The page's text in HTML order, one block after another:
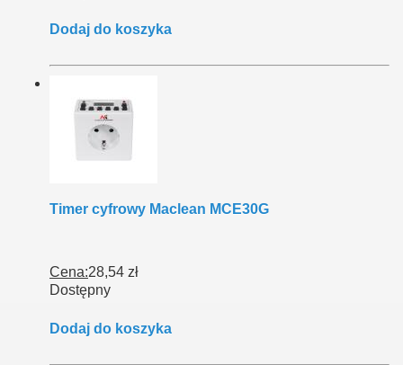
Dodaj do koszyka
Timer cyfrowy Maclean MCE30G
Cena:28,54 zł
Dostępny
Dodaj do koszyka